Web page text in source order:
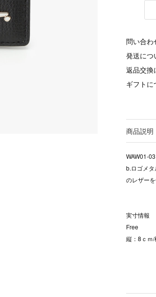
問い合わ
発送につ
返品交換
ギフトに
商品説明
WAW01-03
b.ロゴメ
のレザー
実寸情報
Free
縦：8ｃｍ